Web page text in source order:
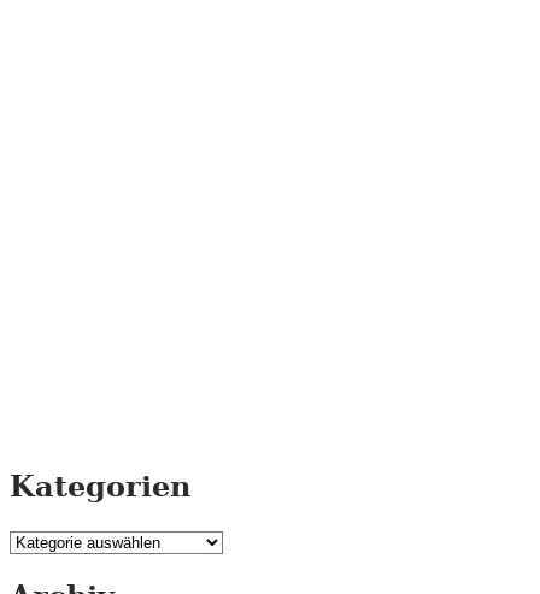
Kategorien
Kategorien